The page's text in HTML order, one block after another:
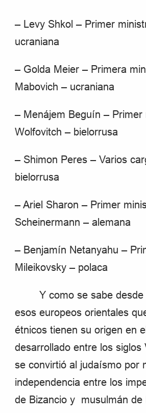
– Levy Shkol – Primer
ucraniana
– Golda Meier – Primera
Mabovich – ucraniana
– Menájem Beguín – Primer
Wolfovitch – bielorrusa
– Shimon Peres – Varios
bielorrusa
– Ariel Sharon – Primer
Scheinermann – alemana
– Benjamín Netanyahu –
Mileikovsky – polaca
Y como se sabe desde
esos europeos orientales
étnicos tienen su origen en
desarrollado entre los siglos
se convirtió al judaísmo por
independencia entre los
de Bizancio y musulmán de